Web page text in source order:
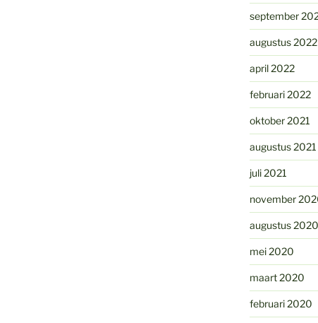
september
augustus 2022
april 2022
februari 2022
oktober 2021
augustus 2021
juli 2021
november
augustus 2020
mei 2020
maart 2020
februari 2020